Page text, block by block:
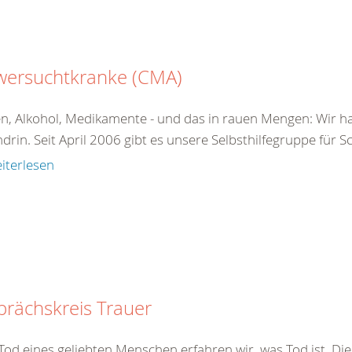
(CMA)
Alkohol, Medikamente - und das in rauen Mengen: Wir
Seit April 2006 gibt es unsere Selbsthilfegruppe für
Trauer